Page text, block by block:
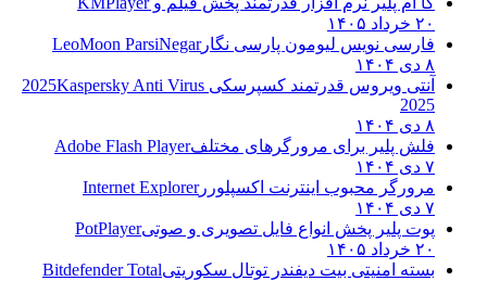
نویس لیومون پارسی نگارLeoMoon ParsiNegar
ویروس قدرتمند کسپرسکی 2025Kaspersky Anti Virus
پلیر برای مرورگرهای مختلفAdobe Flash Player
محبوب اینترنت اکسپلورر Internet Explorer
پلیر پخش انواع فایل تصویری و صوتیPotPlayer
امنیتی بیت دیفندر توتال سکوریتی Bitdefender Total